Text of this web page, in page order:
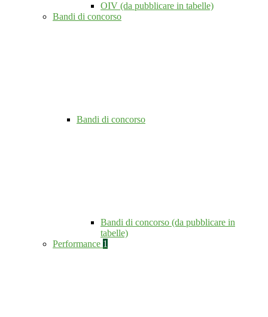
OIV (da pubblicare in tabelle)
Bandi di concorso
Bandi di concorso
Bandi di concorso (da pubblicare in
tabelle)
Performance 1